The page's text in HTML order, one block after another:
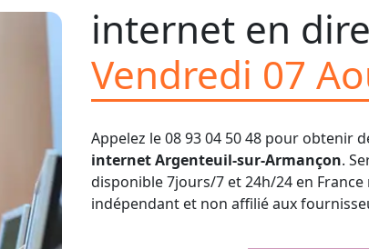
internet en
Vendredi 07
Appelez le 08 93 04 50 48 pour obtenir
internet Argenteuil-sur-Armançon.
disponible 7jours/7 et 24h/24 en
indépendant et non affilié aux